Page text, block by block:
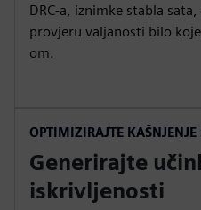
DRC-a, iznimke stabla
provjeru valjanosti bilo
om.
OPTIMIZIRAJTE KAŠNJENJE
Generirajte
iskrivljenosti